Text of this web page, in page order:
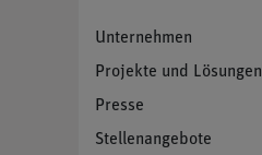
Unternehmen
Projekte und Lösungen
Presse
Stellenangebote